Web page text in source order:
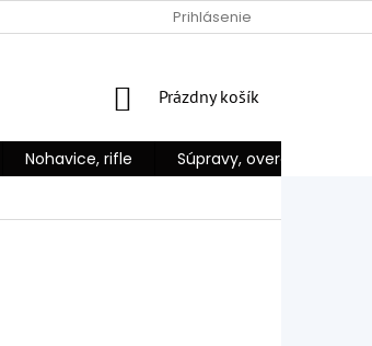
PODMIENKY OCHRANY OSOBNÝCH ÚDAJOV
Prihlásenie
NÁKUPNÝ
Prázdny košík
Nohavice, rifle Súpravy, overaly